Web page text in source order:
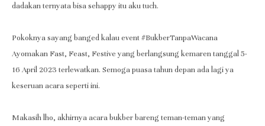
dadakan ternyata bisa sehappy itu aku tuch.
Pokoknya sayang banged kalau event #BukberTanpaWacana
Ayomakan Fast, Feast, Festive yang berlangsung kemaren tanggal 5-
16 April 2023 terlewatkan. Semoga puasa tahun depan ada lagi ya
keseruan acara seperti ini.
Makasih lho, akhirnya acara bukber bareng teman-teman yang